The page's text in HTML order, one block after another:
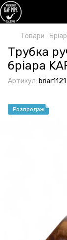
Товари
Трубка
бріара
Артикул: briar1121
Розпродаж